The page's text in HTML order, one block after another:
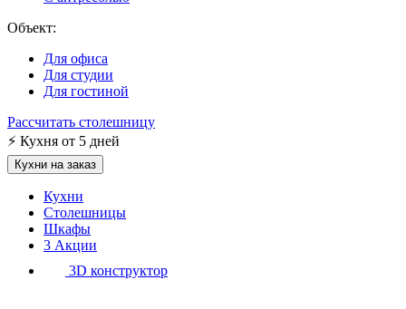
Объект:
Для офиса
Для студии
Для гостиной
Рассчитать столешницу
⚡ Кухня от 5 дней
Кухни на заказ
Кухни
Столешницы
Шкафы
3 Акции
3D конструктор